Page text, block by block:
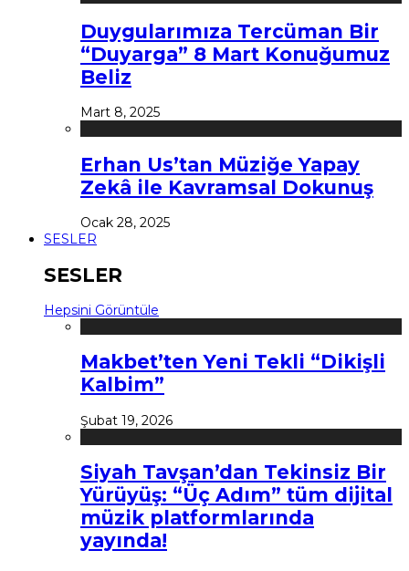
Duygularımıza Tercüman Bir
“Duyarga” 8 Mart Konuğumuz
Beliz
Mart 8, 2025
Erhan Us’tan Müziğe Yapay
Zekâ ile Kavramsal Dokunuş
Ocak 28, 2025
SESLER
SESLER
Hepsini Görüntüle
Makbet’ten Yeni Tekli “Dikişli
Kalbim”
Şubat 19, 2026
Siyah Tavşan’dan Tekinsiz Bir
Yürüyüş: “Üç Adım” tüm dijital
müzik platformlarında
yayında!